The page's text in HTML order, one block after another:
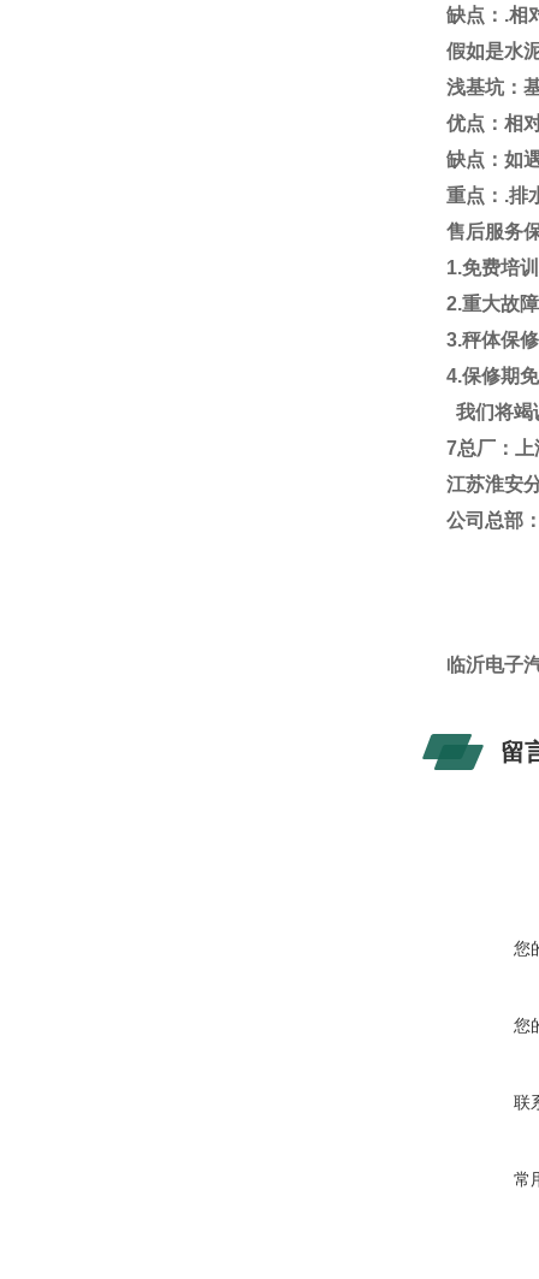
缺点： .相
假如是水
浅基坑：
优点：相
缺点：如
重点： .排
售后服务
1.免费培
2.重大故
3.秤体保修
4.保修期
我们将竭
7总厂：
江苏淮安
公司总部
临沂电子
留
您
您
联
常